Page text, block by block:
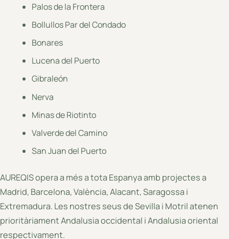
Palos de la Frontera
Bollullos Par del Condado
Bonares
Lucena del Puerto
Gibraleón
Nerva
Minas de Riotinto
Valverde del Camino
San Juan del Puerto
AUREQIS opera a més a tota Espanya amb projectes a
Madrid, Barcelona, València, Alacant, Saragossa i
Extremadura. Les nostres seus de Sevilla i Motril atenen
prioritàriament Andalusia occidental i Andalusia oriental
respectivament.